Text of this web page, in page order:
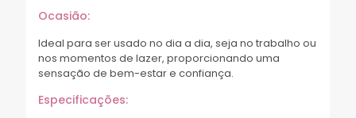
Ocasião:
Ideal para ser usado no dia a dia, seja no trabalho ou
nos momentos de lazer, proporcionando uma
sensação de bem-estar e confiança.
Especificações: